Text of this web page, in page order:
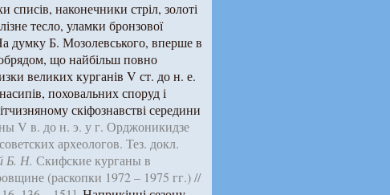
наконечники стріл, золоті
тесло, уламки бронзової
думку Б. Мозолевського, вперше в
що найбільш повно
великих курганів V ст. до н. е.
поховальних споруд і
скіфознавстві середини
V в. до н. э. у г. Орджоникидзе
археологов. Тез. докл.
Б. Н. Скифские курганы в
(раскопки 1972 – 1975 гг.) //